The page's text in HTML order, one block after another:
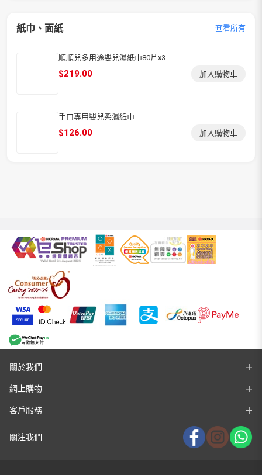
紙巾、面紙 查看所有
順順兒多用途嬰兒濕紙巾80片x3
$219.00 加入購物車
手口專用嬰兒柔濕紙巾
$126.00 加入購物車
關於我們
網上購物
客戶服務
關注我們